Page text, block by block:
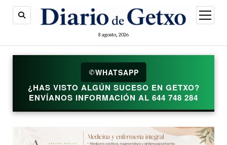
8 agosto, 2026
abrir
menú
✆WHATSAPP
¿HAS VISTO ALGÚN SUCESO EN GETXO?
ENVÍANOS INFORMACIÓN AL 644 748 284